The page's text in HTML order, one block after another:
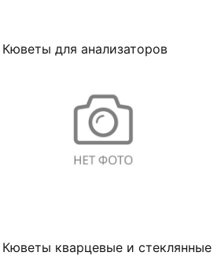
Кюветы для анализаторов
Кюветы кварцевые и стеклянные